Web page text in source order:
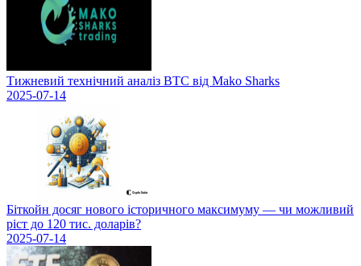
Тижневий технічний аналіз BTC від Mako Sharks
2025-07-14
Біткойн досяг нового історичного максимуму — чи можливий
ріст до 120 тис. доларів?
2025-07-14